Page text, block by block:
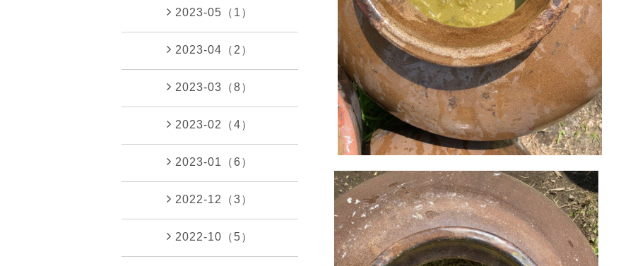
2023-05（1）
2023-04（2）
2023-03（8）
2023-02（4）
2023-01（6）
2022-12（3）
2022-10（5）